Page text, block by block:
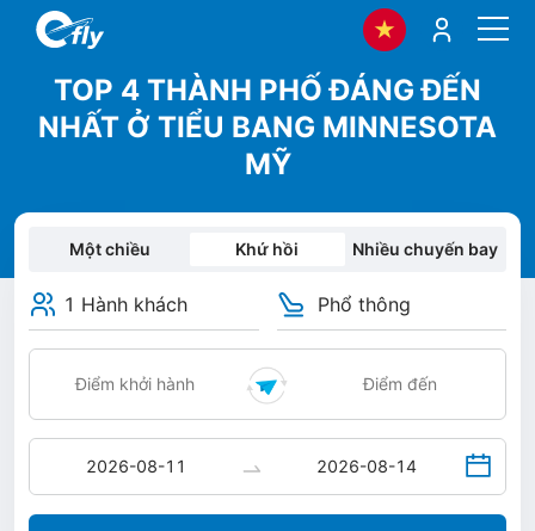
TOP 4 THÀNH PHỐ ĐÁNG ĐẾN
NHẤT Ở TIỂU BANG MINNESOTA
MỸ
Một chiều Khứ hồi Nhiều chuyến bay
1 Hành khách Phổ thông